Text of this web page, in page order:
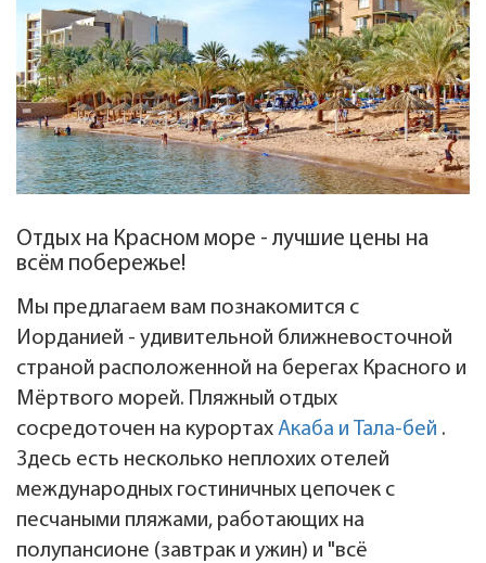
Отдых на Красном море - лучшие цены на
всём побережье!
Мы предлагаем вам познакомится с
Иорданией - удивительной ближневосточной
страной расположенной на берегах Красного и
Мёртвого морей. Пляжный отдых
сосредоточен на курортах Акаба и Тала-бей .
Здесь есть несколько неплохих отелей
международных гостиничных цепочек с
песчаными пляжами, работающих на
полупансионе (завтрак и ужин) и "всё